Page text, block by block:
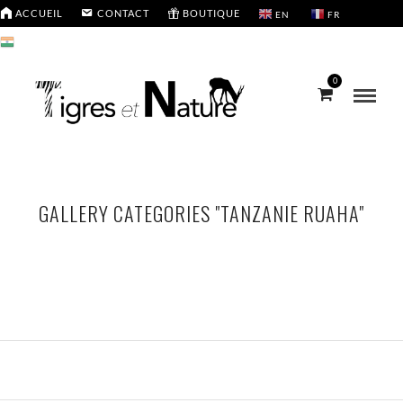
ACCUEIL CONTACT BOUTIQUE EN FR
0
GALLERY CATEGORIES "TANZANIE RUAHA"